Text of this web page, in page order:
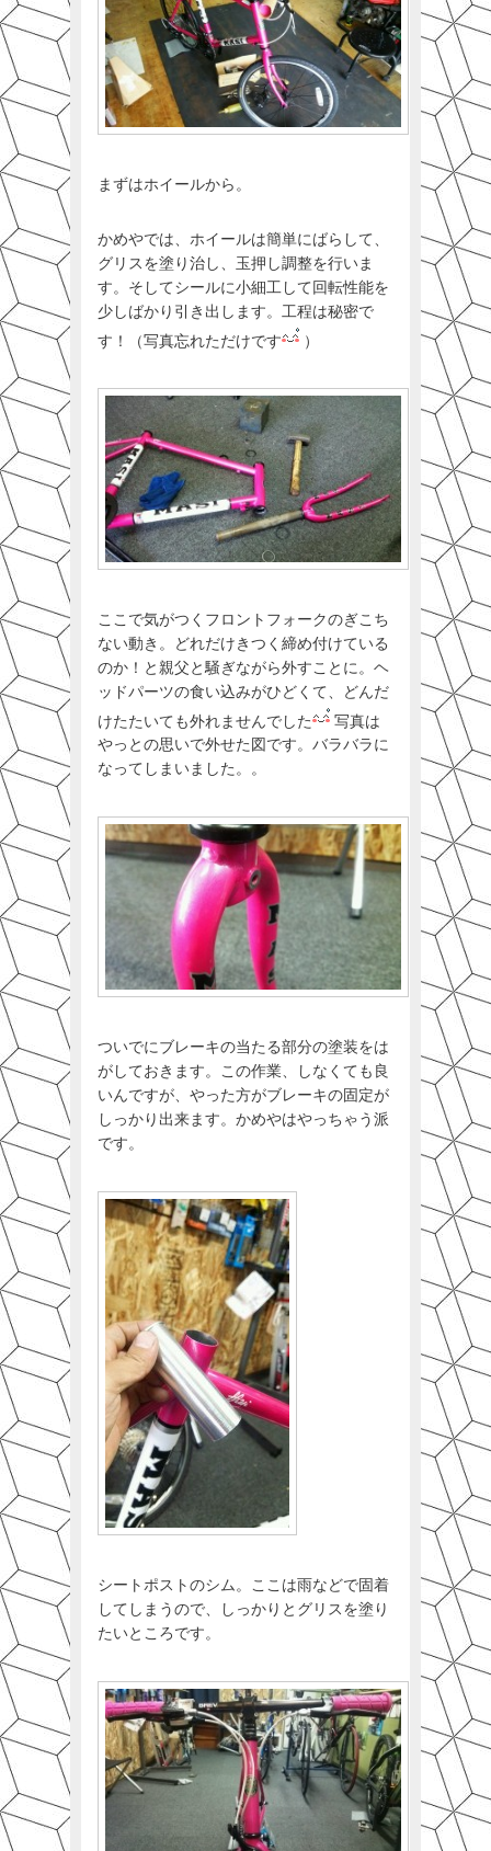
まずはホイールから。
かめやでは、ホイールは簡単にばらして、
グリスを塗り治し、玉押し調整を行いま
す。そしてシールに小細工して回転性能を
少しばかり引き出します。工程は秘密で
す！（写真忘れただけです
）
ここで気がつくフロントフォークのぎこち
ない動き。どれだけきつく締め付けている
のか！と親父と騒ぎながら外すことに。ヘ
ッドパーツの食い込みがひどくて、どんだ
けたたいても外れませんでした
写真は
やっとの思いで外せた図です。バラバラに
なってしまいました。。
ついでにブレーキの当たる部分の塗装をは
がしておきます。この作業、しなくても良
いんですが、やった方がブレーキの固定が
しっかり出来ます。かめやはやっちゃう派
です。
シートポストのシム。ここは雨などで固着
してしまうので、しっかりとグリスを塗り
たいところです。